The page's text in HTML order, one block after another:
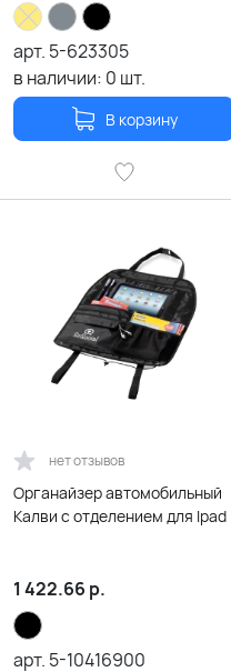
арт. 5-623305
в наличии: 0 шт.
В корзину
нет отзывов
Органайзер автомобильный
Калви с отделением для Ipad
1 422.66 р.
арт. 5-10416900